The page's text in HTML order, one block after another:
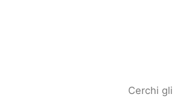
Cerchi gli